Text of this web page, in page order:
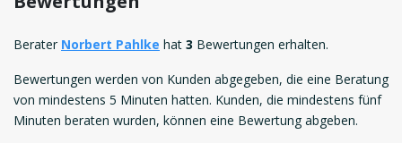
Berater Norbert Pahlke hat 3 Bewertungen erhalten.
Bewertungen werden von Kunden abgegeben, die eine Beratung
von mindestens 5 Minuten hatten. Kunden, die mindestens fünf
Minuten beraten wurden, können eine Bewertung abgeben.